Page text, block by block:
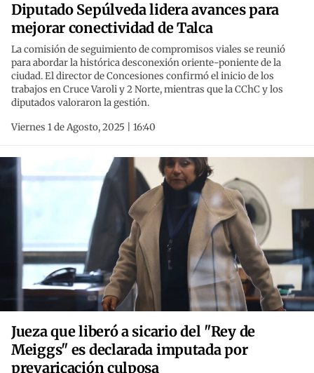
Diputado Sepúlveda lidera avances para
mejorar conectividad de Talca
La comisión de seguimiento de compromisos viales se reunió
para abordar la histórica desconexión oriente-poniente de la
ciudad. El director de Concesiones confirmó el inicio de los
trabajos en Cruce Varoli y 2 Norte, mientras que la CChC y los
diputados valoraron la gestión.
Viernes 1 de Agosto, 2025 | 16:40
Jueza que liberó a sicario del "Rey de
Meiggs" es declarada imputada por
prevaricación culposa